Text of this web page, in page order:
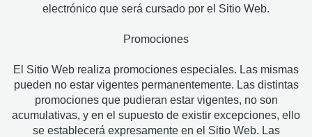
electrónico que será cursado por el Sitio Web.
Promociones
El Sitio Web realiza promociones especiales. Las mismas
pueden no estar vigentes permanentemente. Las distintas
promociones que pudieran estar vigentes, no son
acumulativas, y en el supuesto de existir excepciones, ello
se establecerá expresamente en el Sitio Web. Las